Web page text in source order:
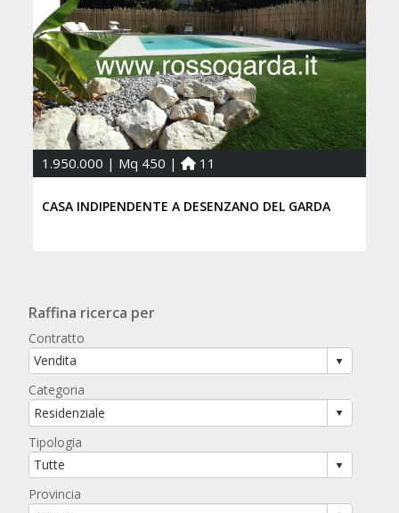
1.950.000 | Mq 450 | 11
CASA INDIPENDENTE A DESENZANO DEL GARDA
Raffina ricerca per
Contratto
Categoria
Tipologia
Provincia